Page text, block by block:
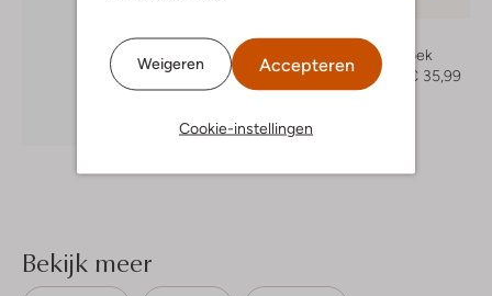
Weigeren Accepteren
Cookie-instellingen
Ontdek de look
Ballin
Korte broek
€ 59,99
€ 35,99
Bekijk meer